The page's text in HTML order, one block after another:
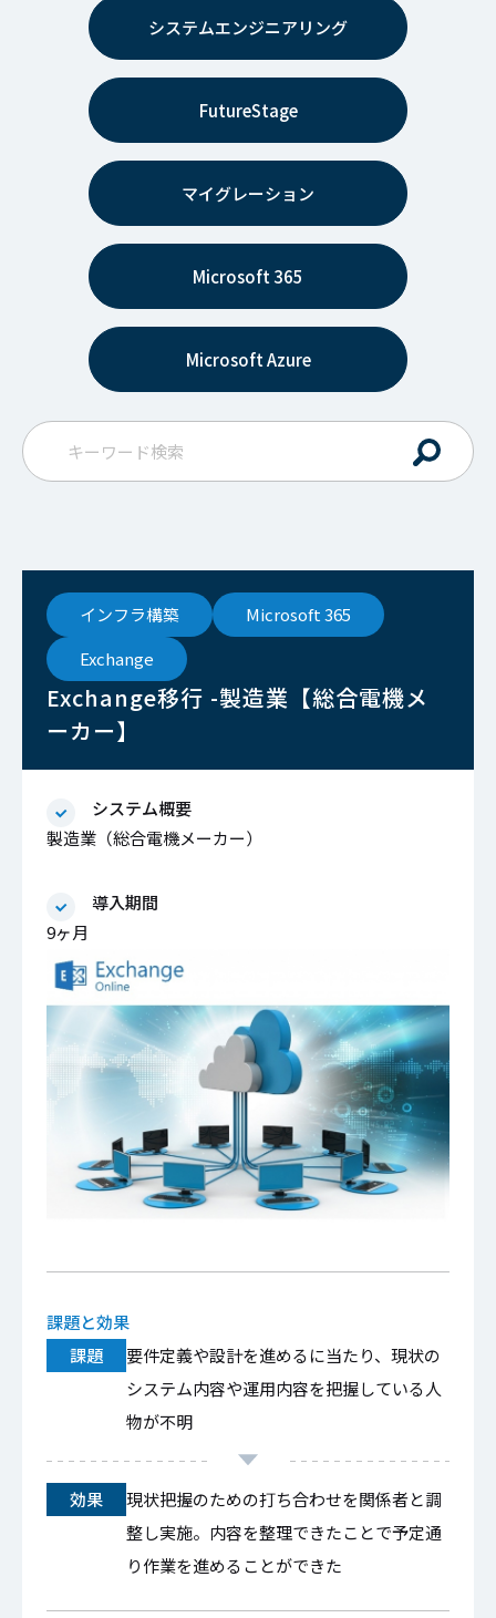
システムエンジニアリング
FutureStage
マイグレーション
Microsoft 365
Microsoft Azure
インフラ構築
Microsoft 365
Exchange
Exchange移行 -製造業【総合電機メ
ーカー】
システム概要
製造業（総合電機メーカー）
導入期間
9ヶ月
課題と効果
課題
要件定義や設計を進めるに当たり、現状の
システム内容や運用内容を把握している人
物が不明
効果
現状把握のための打ち合わせを関係者と調
整し実施。内容を整理できたことで予定通
り作業を進めることができた